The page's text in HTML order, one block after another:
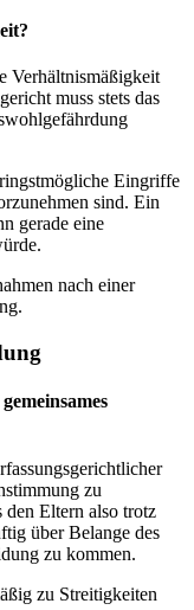
Verhältnismäßigkeit
muss stets das
Eingriffe
sind. Ein
gerade eine
nach einer
zu
den Eltern also trotz
über Belange des
zu kommen.
zu Streitigkeiten